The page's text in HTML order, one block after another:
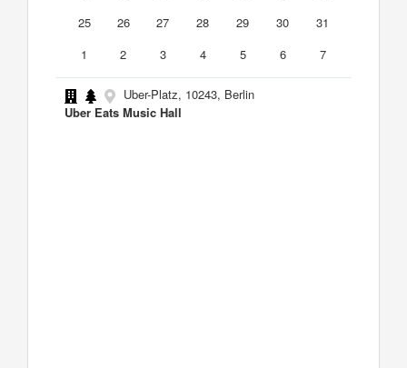
25
26 27 28 29 30
31
1
2 3 4 5 6 7
Uber-Platz, 10243, Berlin
Uber Eats Music Hall